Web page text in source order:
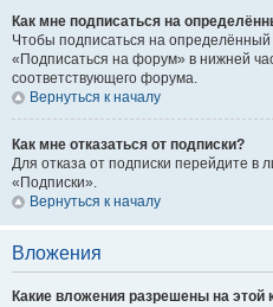
Как мне подписаться на
Чтобы подписаться на
«Подписаться на форум» в нижней
соответствующего форума.
Вернуться к началу
Как мне отказаться от подписки?
Для отказа от подписки перейдите в
«Подписки».
Вернуться к началу
Вложения
Какие вложения разрешены на этой